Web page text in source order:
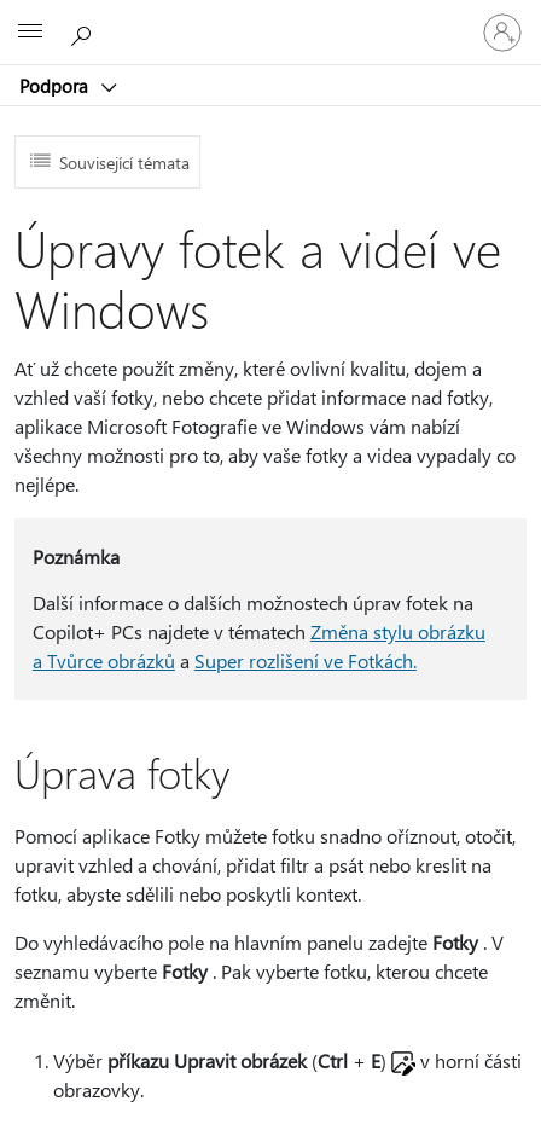
Podpora
Přihlaste
se
ke
účtu
Související témata
Úpravy fotek a videí ve
Windows
Ať už chcete použít změny, které ovlivní kvalitu, dojem a
vzhled vaší fotky, nebo chcete přidat informace nad fotky,
aplikace Microsoft Fotografie ve Windows vám nabízí
všechny možnosti pro to, aby vaše fotky a videa vypadaly co
nejlépe.
Poznámka
Další informace o dalších možnostech úprav fotek na
Copilot+ PCs najdete v tématech Změna stylu obrázku
a Tvůrce obrázků a Super rozlišení ve Fotkách.
Úprava fotky
Pomocí aplikace Fotky můžete fotku snadno oříznout, otočit,
upravit vzhled a chování, přidat filtr a psát nebo kreslit na
fotku, abyste sdělili nebo poskytli kontext.
Do vyhledávacího pole na hlavním panelu zadejte Fotky. V
seznamu vyberte Fotky. Pak vyberte fotku, kterou chcete
změnit.
Výběr příkazu Upravit obrázek(Ctrl + E)
v horní části
obrazovky.